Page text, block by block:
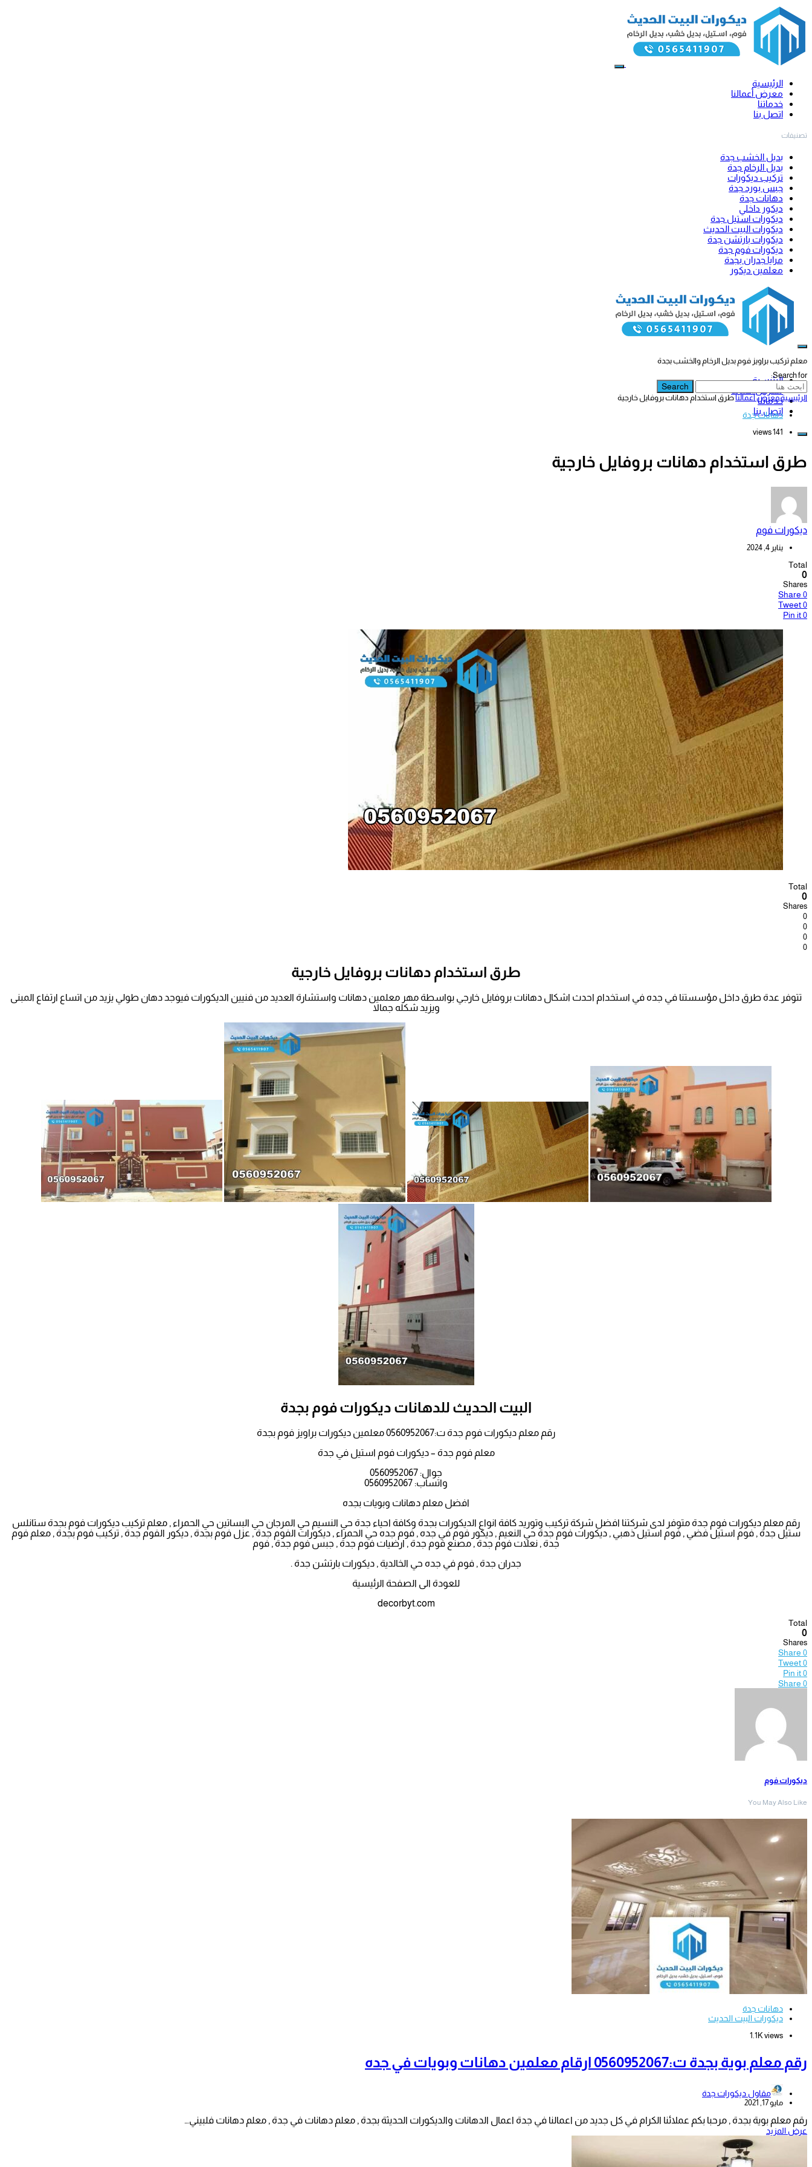
الرئيسية
معرض أعمالنا
خدماتنا
اتصل بنا
تصنيفات
بديل الخشب جدة
بديل الرخام جدة
تركيب ديكورات
جبس بورد جدة
دهانات جدة
ديكور داخلي
ديكورات استيل جدة
ديكورات البيت الحديث
ديكورات بارتشن جدة
ديكورات فوم جدة
مرايا جدران بجدة
معلمين ديكور
معلم تركيب براويز فوم بديل الرخام والخشب بجدة
الرئيسية
معرض أعمالنا
خدماتنا
اتصل بنا
Search for:
Search
الرئيسيةمعرض أعمالناطرق استخدام دهانات بروفايل خارجية
دهانات جدة
141 views
طرق استخدام دهانات بروفايل خارجية
ديكورات فوم
يناير 4, 2024
Total
0
Shares
Share 0
Tweet 0
Pin it 0
Total
0
Shares
0
0
0
0
طرق استخدام دهانات بروفايل خارجية
تتوفر عدة طرق داخل مؤسستنا في جده في استخدام احدث اشكال دهانات بروفايل خارجي بواسطة مهر معلمين دهانات واستشارة العديد من فنيين الديكورات فيوجد دهان طولي يزيد من اتساع ارتفاع المبنى
ويزيد شكله جمالا
البيت الحديث للدهانات ديكورات فوم بجدة
رقم معلم ديكورات فوم جدة ت:0560952067 معلمين ديكورات براويز فوم بجدة
معلم فوم جدة – ديكورات فوم استيل في جدة
جوال: 0560952067
واتساب: 0560952067
افضل معلم دهانات وبويات بجده
رقم معلم ديكورات فوم جدة متوفر لدى شركتنا افضل شركة تركيب وتوريد كافة انواع الديكورات بجدة وكافة احياء جدة حي النسيم حي المرجان حي البساتين حي الحمراء , معلم تركيب ديكورات فوم بجدة ستانلس
ستيل جدة , فوم استيل فضي , فوم استيل ذهبي , ديكورات فوم جدة حي النعيم , ديكور فوم في جده , فوم جده حي الحمراء , ديكورات الفوم جدة , عزل فوم بجدة , ديكور الفوم جدة , تركيب فوم بجدة , معلم فوم
جدة , نعلات فوم جدة , مصنع فوم جدة , ارضيات فوم جدة , جبس فوم جدة , فوم
جدران جدة , فوم في جده حي الخالدية , ديكورات بارتشن جدة .
للعودة الى الصفحة الرئيسية
decorbyt.com
Total
0
Shares
Share 0
Tweet 0
Pin it 0
Share 0
ديكورات فوم
You May Also Like
دهانات جدة
ديكورات البيت الحديث
1.1K views
رقم معلم بوية بجدة ت:0560952067 ارقام معلمين دهانات وبويات في جده
مقاول ديكورات جدة
مايو 17, 2021
رقم معلم بوية بجدة , مرحبا بكم عملائنا الكرام في كل جديد من اعمالنا في جدة اعمال الدهانات والديكورات الحديثة بجدة , معلم دهانات في جدة , معلم دهانات فلبيني…
عرض المزيد